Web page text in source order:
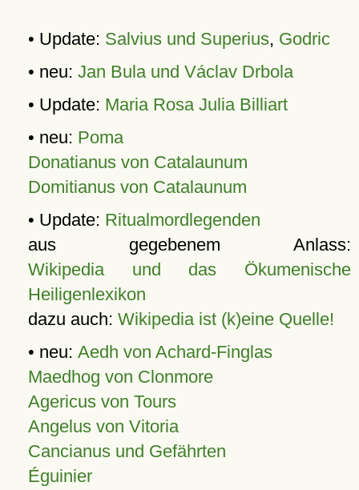
• Update: Salvius und Superius, Godric
• neu: Jan Bula und Václav Drbola
• Update: Maria Rosa Julia Billiart
• neu: Poma
Donatianus von Catalaunum
Domitianus von Catalaunum
• Update: Ritualmordlegenden
aus gegebenem Anlass:
Wikipedia und das Ökumenische
Heiligenlexikon
dazu auch: Wikipedia ist (k)eine Quelle!
• neu: Aedh von Achard-Finglas
Maedhog von Clonmore
Agericus von Tours
Angelus von Vitoria
Cancianus und Gefährten
Éguinier